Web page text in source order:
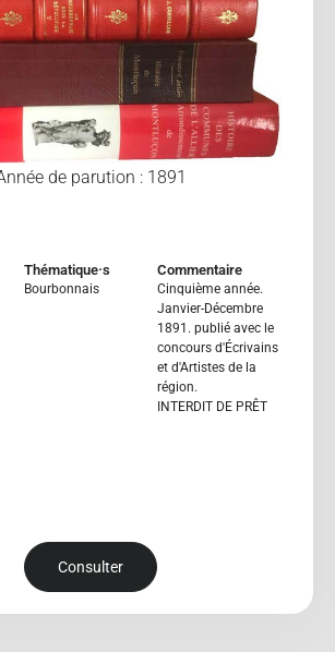
de parution : 1891
Thématique·s
Bourbonnais
Commentaire
Cinquième année.
Janvier-Décembre
1891. publié avec le
concours d'Écrivains
et d'Artistes de la
région.
INTERDIT DE PRÊT
Consulter